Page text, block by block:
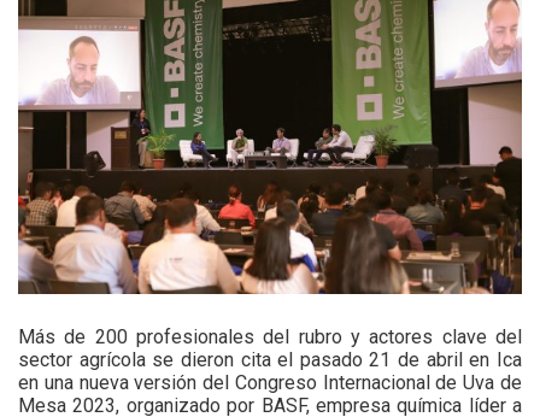
Más de 200 profesionales del rubro y actores clave del
sector agrícola se dieron cita el pasado 21 de abril en Ica
en una nueva versión del Congreso Internacional de Uva de
Mesa 2023, organizado por BASF, empresa química líder a